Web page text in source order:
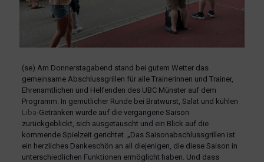
(se) Am Donnerstagabend stand bei gutem Wetter das
gemeinsame Abschlussgrillen für alle Trainerinnen und Trainer,
Ehrenamtlichen und Helfenden des UBC Münster auf dem
Programm. In gemütlicher Runde bei Bratwurst, Salat und kühlen
Liba-Getränken wurde auf die vergangene Saison
zurückgeblickt, sich ausgetauscht und ein Blick auf die
kommende Spielzeit gerichtet. „Das Saisonabschlussgrillen ist
ein herzliches Dankeschön an all diejenigen, die diese Saison in
unterschiedlichen Funktionen ermöglicht haben. Und dass